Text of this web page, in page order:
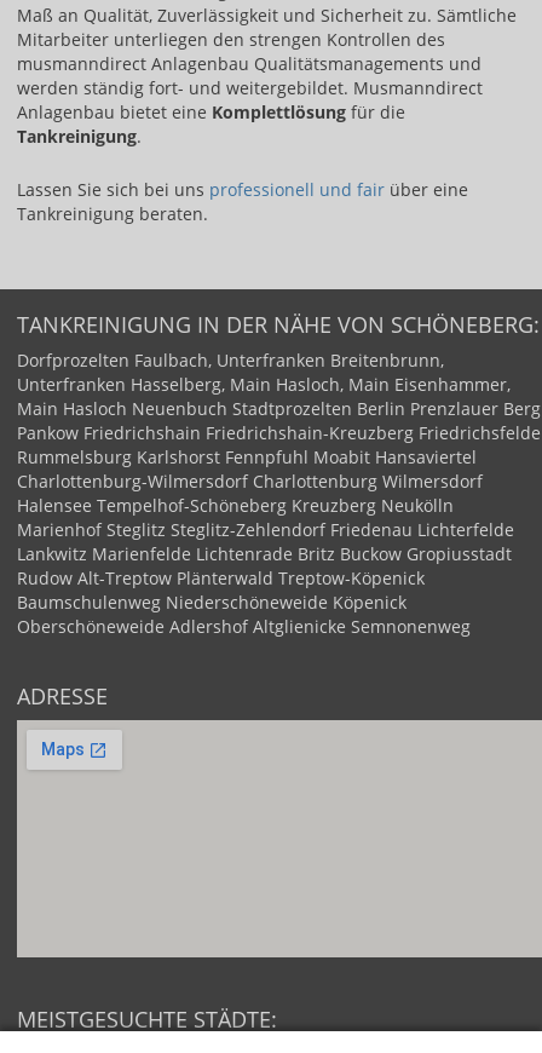
Maß an Qualität, Zuverlässigkeit und Sicherheit zu. Sämtliche
Mitarbeiter unterliegen den strengen Kontrollen des
musmanndirect Anlagenbau Qualitätsmanagements und
werden ständig fort- und weitergebildet. Musmanndirect
Anlagenbau bietet eine Komplettlösung für die
Tankreinigung.
Lassen Sie sich bei uns ​ professionell und fair​ über eine
Tankreinigung beraten.
TANKREINIGUNG IN DER NÄHE VON SCHÖNEBERG:
Dorfprozelten Faulbach, Unterfranken Breitenbrunn,
Unterfranken Hasselberg, Main Hasloch, Main Eisenhammer,
Main Hasloch Neuenbuch Stadtprozelten Berlin Prenzlauer Berg
Pankow Friedrichshain Friedrichshain-Kreuzberg Friedrichsfelde
Rummelsburg Karlshorst Fennpfuhl Moabit Hansaviertel
Charlottenburg-Wilmersdorf Charlottenburg Wilmersdorf
Halensee Tempelhof-Schöneberg Kreuzberg Neukölln
Marienhof Steglitz Steglitz-Zehlendorf Friedenau Lichterfelde
Lankwitz Marienfelde Lichtenrade Britz Buckow Gropiusstadt
Rudow Alt-Treptow Plänterwald Treptow-Köpenick
Baumschulenweg Niederschöneweide Köpenick
Oberschöneweide Adlershof Altglienicke Semnonenweg
ADRESSE
MEISTGESUCHTE STÄDTE: